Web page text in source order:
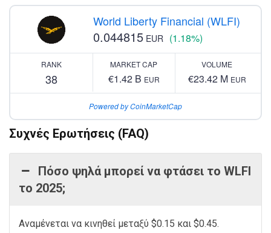
World Liberty Financial (WLFI)
0.044815 EUR (1.18%)
RANK
38
MARKET CAP
€1.42 B EUR
VOLUME
€23.42 M EUR
Powered by CoinMarketCap
Συχνές Ερωτήσεις (FAQ)
Πόσο ψηλά μπορεί να φτάσει το WLFI
το 2025;
Αναμένεται να κινηθεί μεταξύ $0.15 και $0.45.